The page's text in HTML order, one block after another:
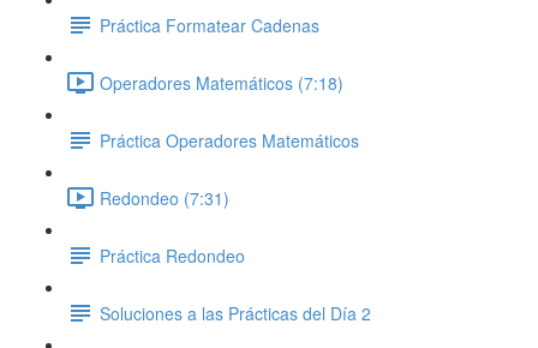
Práctica Formatear Cadenas
Operadores Matemáticos (7:18)
Práctica Operadores Matemáticos
Redondeo (7:31)
Práctica Redondeo
Soluciones a las Prácticas del Día 2